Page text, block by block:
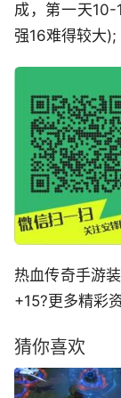
成，第一天10-
强16难得较大);
热血传奇手游
+15?更多精彩
猜你喜欢